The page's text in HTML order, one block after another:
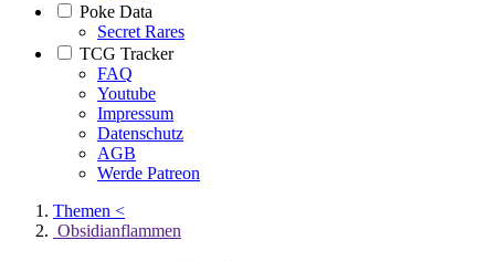
Poke Data
Secret Rares
TCG Tracker
FAQ
Youtube
Impressum
Datenschutz
AGB
Werde Patreon
Themen <
Obsidianflammen